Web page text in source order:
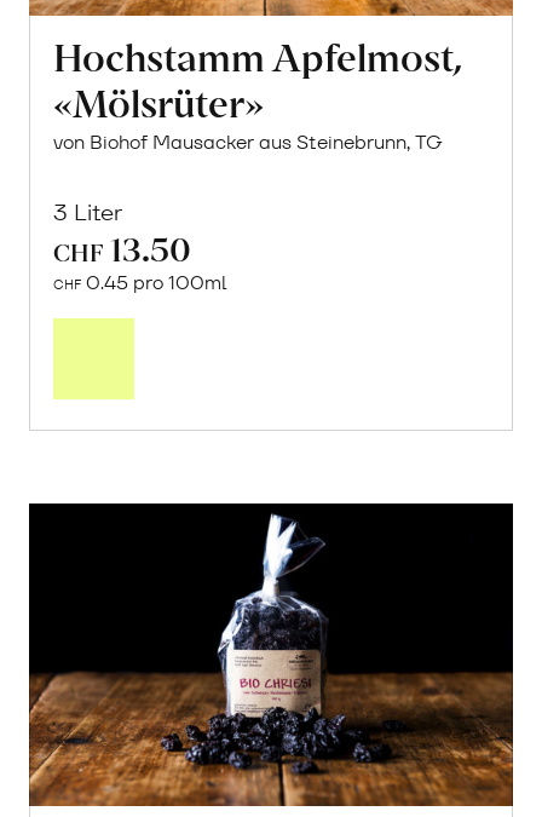
Hochstamm Apfelmost,
«Mölsrüter»
von Biohof Mausacker aus Steinebrunn, TG
3 Liter
CHF 13.50
CHF 0.45 pro 100ml